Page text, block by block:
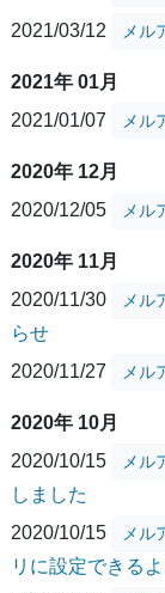
2021/03/12 メル
2021年 01月
2021/01/07
メル
2020年 12月
2020/12/05
メル
2020年 11月
2020/11/30
メル
らせ
2020/11/27
メル
2020年 10月
2020/10/15
メル
しました
2020/10/15
メル
リに設定できる